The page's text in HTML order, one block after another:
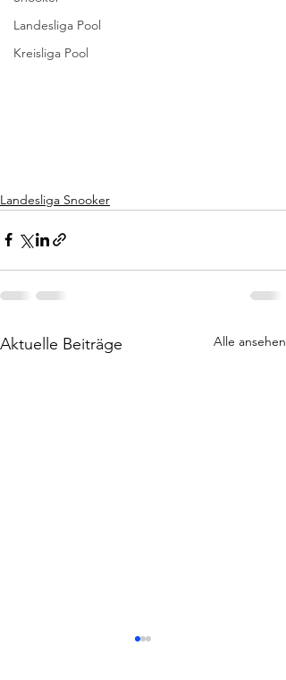
Landesliga Pool
Kreisliga Pool
Landesliga Snooker
Aktuelle Beiträge Alle ansehen